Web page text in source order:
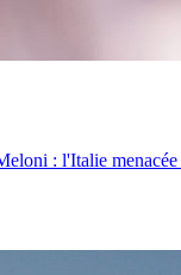
: l'Italie menacée